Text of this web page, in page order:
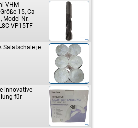
VHM
15, Ca
Model Nr.
VP15TF
Salatschale je
innovative
für